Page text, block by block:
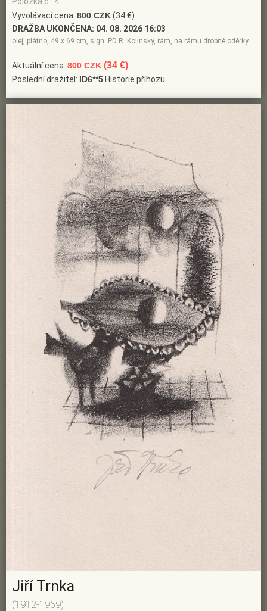
Vyvolávací cena: 800 CZK(34 €)
DRAŽBA UKONČENA: 04. 08. 2026 16:03
olej, plátno, 49 x 69 cm, sign. PD R. Kolinský, rám, na rámu drobné oděrky
Aktuální cena: 800 CZK (34 €)
Poslední dražitel: ID6**5 Historie příhozu
Jiří Trnka
(1912-1969)